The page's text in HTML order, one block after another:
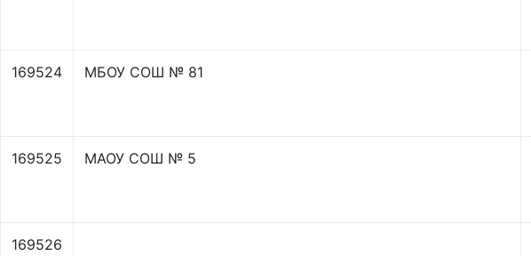
169524 МБОУ СОШ № 81
169525 МАОУ СОШ № 5
169526